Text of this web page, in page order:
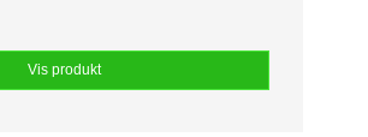
Vis produkt